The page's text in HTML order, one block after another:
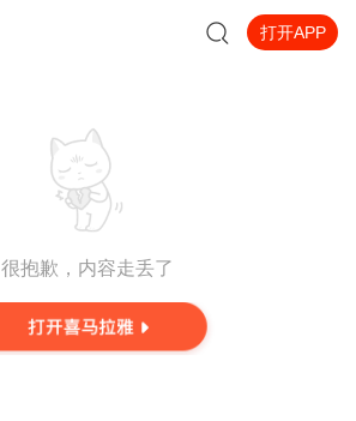
打开APP
很抱歉，内容走丢了